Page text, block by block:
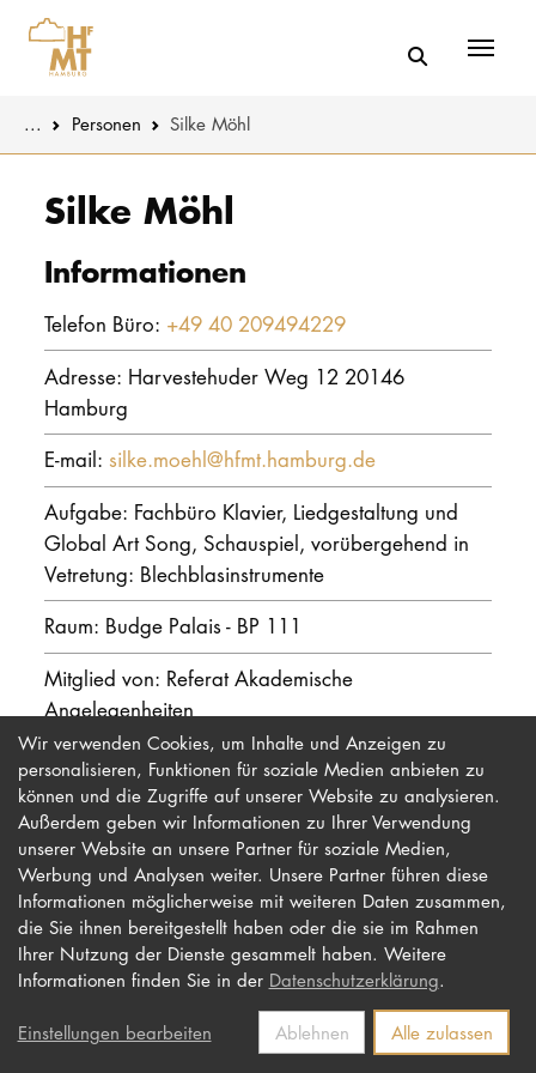
... Personen Silke Möhl
Silke Möhl
Informationen
Telefon Büro: +49 40 209494229
Adresse: Harvestehuder Weg 12 20146
Hamburg
E-mail: silke.moehl@hfmt.hamburg.de
Aufgabe: Fachbüro Klavier, Liedgestaltung und
Global Art Song, Schauspiel, vorübergehend in
Vetretung: Blechblasinstrumente
Raum: Budge Palais - BP 111
Mitglied von: Referat Akademische
Angelegenheiten
Impressum
Datenschutz
Kontakt
Newsletter
Barrierefreiheit
Wir verwenden Cookies, um Inhalte und Anzeigen zu
personalisieren, Funktionen für soziale Medien anbieten zu
können und die Zugriffe auf unserer Website zu analysieren.
Außerdem geben wir Informationen zu Ihrer Verwendung
unserer Website an unsere Partner für soziale Medien,
Werbung und Analysen weiter. Unsere Partner führen diese
Informationen möglicherweise mit weiteren Daten zusammen,
die Sie ihnen bereitgestellt haben oder die sie im Rahmen
Ihrer Nutzung der Dienste gesammelt haben. Weitere
Informationen finden Sie in der Datenschutzerklärung.
Einstellungen bearbeiten Ablehnen Alle zulassen
STUDIUM
Intranet
Online-